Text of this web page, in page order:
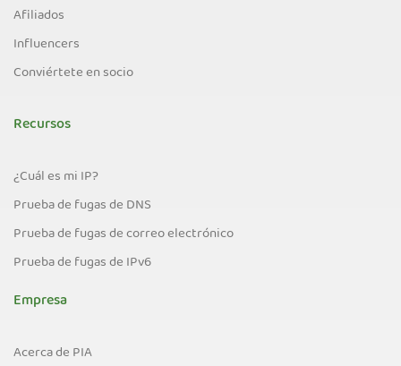
Afiliados
Influencers
Conviértete en socio
Recursos
¿Cuál es mi IP?
Prueba de fugas de DNS
Prueba de fugas de correo electrónico
Prueba de fugas de IPv6
Empresa
Acerca de PIA